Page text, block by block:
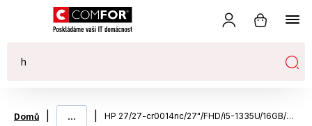
Domů ... HP 27/27-cr0014nc/27"/FHD/i5-1335U/16GB/512GB/Intel int/W11H/Bílá/2R